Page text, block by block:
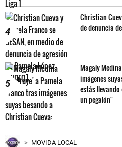
4
Christian
de denuncia
5
Magaly
imágenes
estás
un pegalón"
MOVIDA LOCAL